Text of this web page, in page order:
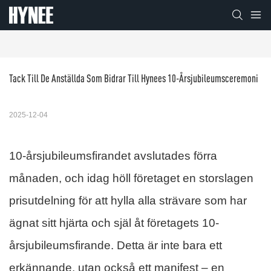
Tack Till De Anställda Som Bidrar Till Hynees 10-Årsjubileumsceremoni
2025-12-04
10-årsjubileumsfirandet avslutades förra
månaden, och idag höll företaget en storslagen
prisutdelning för att hylla alla strävare som har
ägnat sitt hjärta och själ åt företagets 10-
årsjubileumsfirande. Detta är inte bara ett
erkännande, utan också ett manifest – en